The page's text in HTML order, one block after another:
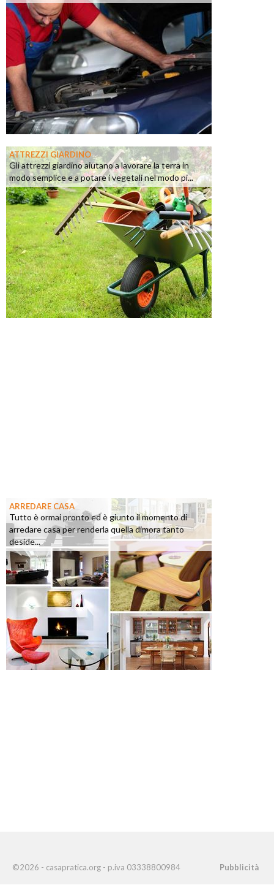
ATTREZZI GIARDINO
Gli attrezzi giardino aiutano a lavorare la terra in
modo semplice e a potare i vegetali nel modo pi...
ARREDARE CASA
Tutto è ormai pronto ed è giunto il momento di
arredare casa per renderla quella dimora tanto
deside...
©2026 - casapratica.org - p.iva 03338800984 Pubblicità